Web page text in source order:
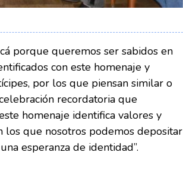
porque queremos ser sabidos en
con este homenaje y
por los que piensan similar o
recordatoria que
homenaje identifica valores y
que nosotros podemos depositar
esperanza de identidad”.